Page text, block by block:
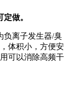
做。
负离子发生器/臭
体积小，方便安
可以消除高频干